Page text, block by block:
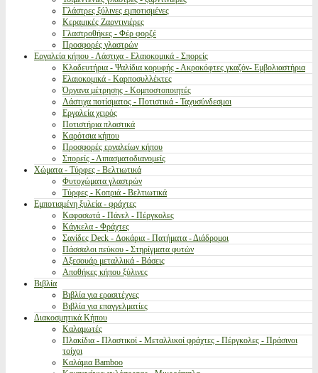
Γλάστρες ξύλινες εμποτισμένες
Κεραμικές Ζαρντινιέρες
Γλαστροθήκες - Φέρ φορζέ
Προσφορές γλαστρών
Εργαλεία κήπου - Λάστιχα - Ελαιοκομικά - Σπορείς
Κλαδευτήρια - Ψαλίδια κορυφής - Ακροκόφτες γκαζόν- Εμβολιαστήρια
Ελαιοκομικά - Καρποσυλλέκτες
Όργανα μέτρησης - Κομποστοποιητές
Λάστιχα ποτίσματος - Ποτιστικά - Ταχυσύνδεσμοι
Εργαλεία χειρός
Ποτιστήρια πλαστικά
Καρότσια κήπου
Προσφορές εργαλείων κήπου
Σπορείς - Λιπασματοδιανομείς
Χώματα - Τύρφες - Βελτιωτικά
Φυτοχώματα γλαστρών
Τύρφες - Κοπριά - Βελτιωτικά
Εμποτισμένη ξυλεία - φράχτες
Καφασωτά - Πάνελ - Πέργκολες
Κάγκελα - Φράχτες
Σανίδες Deck - Δοκάρια - Πατήματα - Διάδρομοι
Πάσσαλοι πεύκου - Στηρίγματα φυτών
Αξεσουάρ μεταλλικά - Βάσεις
Αποθήκες κήπου ξύλινες
Βιβλία
Βιβλία για ερασιτέχνες
Βιβλία για επαγγελματίες
Διακοσμητικά Κήπου
Καλαμωτές
Πλακίδια - Πλαστικοί - Μεταλλικοί φράχτες - Πέργκολες - Πράσινοι
τοίχοι
Καλάμια Bamboo